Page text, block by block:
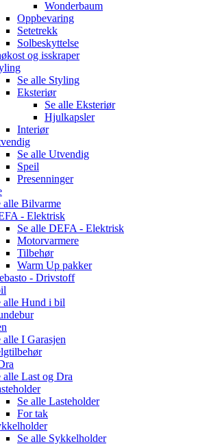
Wonderbaum
Oppbevaring
Setetrekk
Solbeskyttelse
og isskraper
Se alle Styling
Eksteriør
Se alle Eksteriør
Hjulkapsler
Interiør
Se alle Utvendig
Speil
Presenninger
alle Bilvarme
- Elektrisk
Se alle DEFA - Elektrisk
Motorvarmere
Tilbehør
Warm Up pakker
- Drivstoff
alle Hund i bil
alle I Garasjen
alle Last og Dra
Se alle Lasteholder
For tak
Se alle Sykkelholder